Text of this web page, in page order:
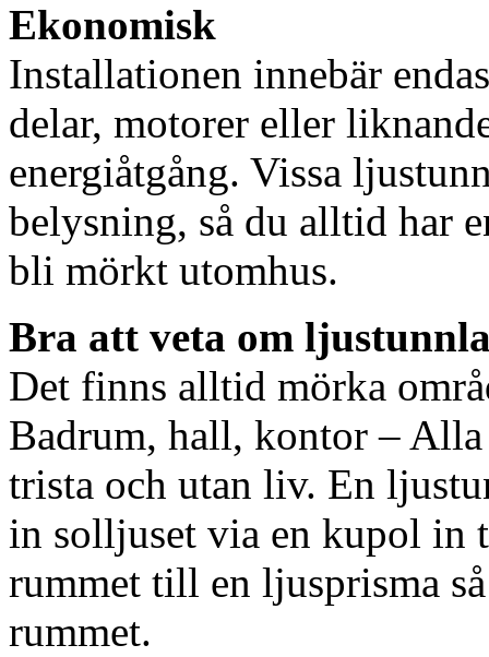
Ekonomisk
Installationen innebär
delar, motorer eller
energiåtgång. Vissa
belysning, så du alltid har
bli mörkt utomhus.
Bra att veta om
Det finns alltid mörka
Badrum, hall, kontor – Alla
trista och utan liv. En
in solljuset via en kupol in
rummet till en ljusprisma
rummet.